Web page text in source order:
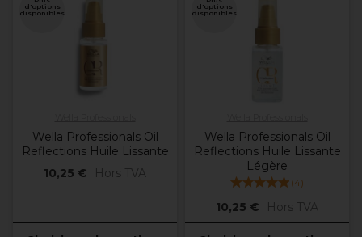
d'options
disponibles
Wella Professionals Oil
Reflections Huile Lissante
10,25 €
Hors TVA
d'options
disponibles
Wella Professionals Oil
Reflections Huile Lissante
Légère
(4)
10,25 € Hors TVA